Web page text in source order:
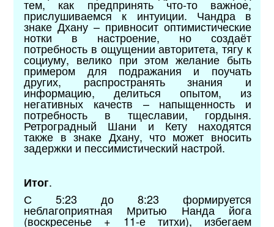
тем, как предпринять что-то важное,
прислушиваемся к интуиции. Чандра в
знаке Дхану – привносит оптимистические
нотки в настроение, но создаёт
потребность в ощущении авторитета, тягу к
социуму, велико при этом желание быть
примером для подражания и поучать
других, распространять знания и
информацию, делиться опытом, из
негативных качеств – напыщенность и
потребность в тщеславии, гордыня.
Ретроградный Шани и Кету находятся
также в знаке Дхану, что может вносить
задержки и пессимистический настрой.
Итог.
С 5:23 до 8:23 формируется
неблагоприятная Мритью Нанда йога
(воскресенье + 11-е титхи), избегаем